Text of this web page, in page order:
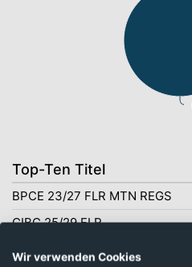
Top-Ten Titel
BPCE 23/27 FLR MTN REGS
CIBC 25/29 FLR
BANK AMERI. 17/28 FLR MTN
Wir verwenden Cookies